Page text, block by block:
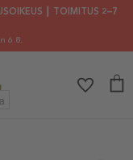
┃ TOIMITUS 2–7
6.8.